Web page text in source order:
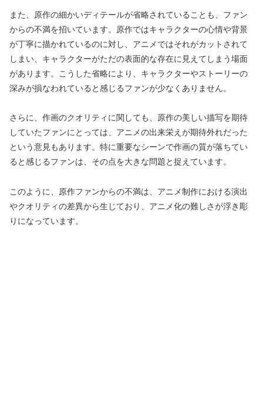
また、原作の細かいディテールが省略されていることも、ファン
からの不満を招いています。原作ではキャラクターの心情や背景
が丁寧に描かれているのに対し、アニメではそれがカットされて
しまい、キャラクターがただの表面的な存在に見えてしまう場面
があります。こうした省略により、キャラクターやストーリーの
深みが損なわれていると感じるファンが少なくありません。
さらに、作画のクオリティに関しても、原作の美しい描写を期待
していたファンにとっては、アニメの出来栄えが期待外れだった
という意見もあります。特に重要なシーンで作画の質が落ちてい
ると感じるファンは、その点を大きな問題と捉えています。
このように、原作ファンからの不満は、アニメ制作における演出
やクオリティの差異から生じており、アニメ化の難しさが浮き彫
りになっています。